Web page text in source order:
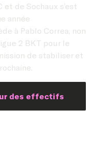
et de Sochaux s’est
année
à Pablo Correa, non
2 BKT pour le
de stabiliser et
des effectifs